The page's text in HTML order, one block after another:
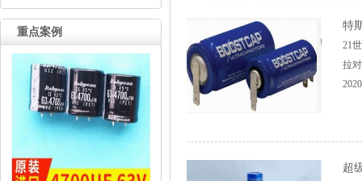
重点案例
特
21
拉
超